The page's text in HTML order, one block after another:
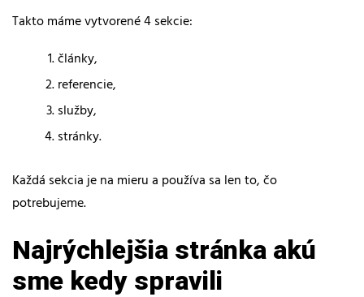
Takto máme vytvorené 4 sekcie:
články,
referencie,
služby,
stránky.
Každá sekcia je na mieru a používa sa len to, čo
potrebujeme.
Najrýchlejšia stránka akú
sme kedy spravili